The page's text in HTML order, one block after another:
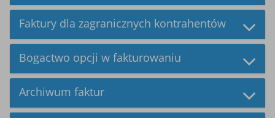
Faktury dla zagranicznych kontrahentów
Bogactwo opcji w fakturowaniu
Archiwum faktur